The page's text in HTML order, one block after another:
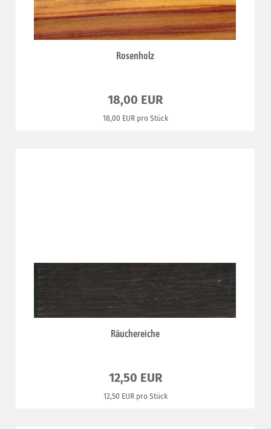
Rosenholz
18,00 EUR
18,00 EUR pro Stück
Räuchereiche
12,50 EUR
12,50 EUR pro Stück